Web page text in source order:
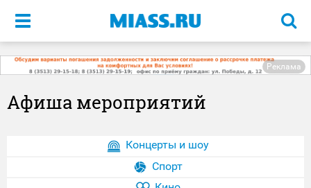
Меню
Реклама
Афиша мероприятий
Концерты и шоу
Спорт